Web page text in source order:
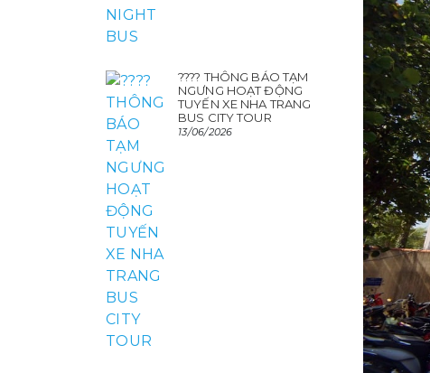
???? THÔNG BÁO TẠM
NGƯNG HOẠT ĐỘNG
TUYẾN XE NHA TRANG
BUS CITY TOUR
13/06/2026